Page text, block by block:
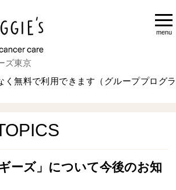
ズ東京
menu
く無料で利用できます（グループプログラ
ーズ」について今後のお知